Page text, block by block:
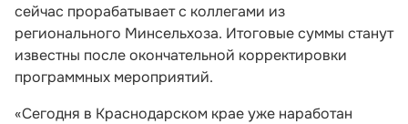
сейчас прорабатывает с коллегами из
регионального Минсельхоза. Итоговые суммы станут
известны после окончательной корректировки
программных мероприятий.
«Сегодня в Краснодарском крае уже наработан